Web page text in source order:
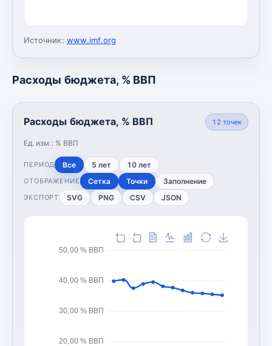
Источник: www.imf.org
Расходы бюджета, % ВВП
Расходы бюджета, % ВВП
Ед. изм.: % ВВП
12 точек
ПЕРИОД Все 5 лет 10 лет
ОТОБРАЖЕНИЕ Сетка Точки Заполнение
ЭКСПОРТ SVG PNG CSV JSON
20,00 % ВВП
30,00 % ВВП
40,00 % ВВП
50,00 % ВВП